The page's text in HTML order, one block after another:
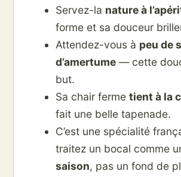
Servez-la nature à
forme et sa douceur
Attendez-vous à peu de
d’amertume — cette
but.
Sa chair ferme tient à la
fait une belle tapenade.
C’est une spécialité
traitez un bocal comme
saison, pas un fond de